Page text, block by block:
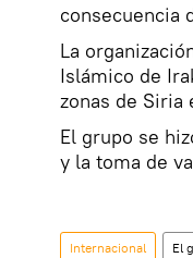
consecuencia
La
Islámico de
zonas de Siria
El grupo se
y la toma de
Internacional El